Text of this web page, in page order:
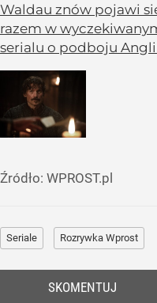
Waldau znów pojawi
razem w
serialu o podboju
Źródło: WPROST.pl
Seriale Rozrywka Wprost
SKOMENTUJ